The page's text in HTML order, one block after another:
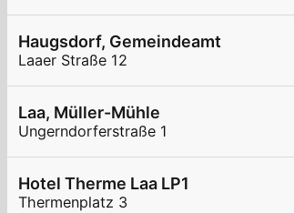
Haugsdorf, Gemeindeamt
Laaer Straße 12
Laa, Müller-Mühle
Ungerndorferstraße 1
Hotel Therme Laa LP1
Thermenplatz 3